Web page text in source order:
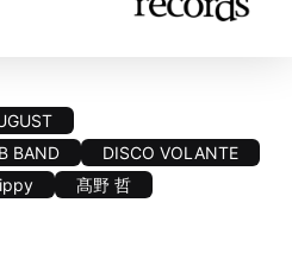
BAND
DISCO VOLANTE
髙野 哲